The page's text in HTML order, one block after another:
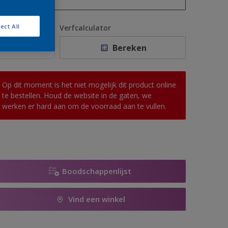
1 L
2,5 L
10 L
Verfcalculator
Bereken
Op dit moment is het niet mogelijk dit product online
te bestellen. Houd de website in de gaten, we
werken er hard aan om de voorraad aan te vullen.
Boodschappenlijst
Vind een winkel
All